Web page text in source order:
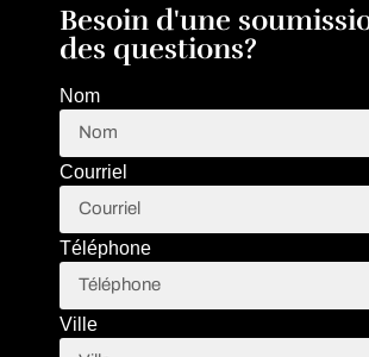
Besoin d'une
des questions?
Nom
Courriel
Téléphone
Ville